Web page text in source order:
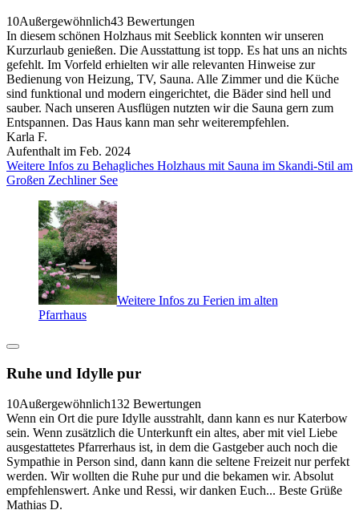
10Außergewöhnlich43 Bewertungen
In diesem schönen Holzhaus mit Seeblick konnten wir unseren
Kurzurlaub genießen. Die Ausstattung ist topp. Es hat uns an nichts
gefehlt. Im Vorfeld erhielten wir alle relevanten Hinweise zur
Bedienung von Heizung, TV, Sauna. Alle Zimmer und die Küche
sind funktional und modern eingerichtet, die Bäder sind hell und
sauber. Nach unseren Ausflügen nutzten wir die Sauna gern zum
Entspannen. Das Haus kann man sehr weiterempfehlen.
Karla F.
Aufenthalt im Feb. 2024
Weitere Infos zu Behagliches Holzhaus mit Sauna im Skandi-Stil am
Großen Zechliner See
Weitere Infos zu Ferien im alten
Pfarrhaus
Ruhe und Idylle pur
10Außergewöhnlich132 Bewertungen
Wenn ein Ort die pure Idylle ausstrahlt, dann kann es nur Katerbow
sein. Wenn zusätzlich die Unterkunft ein altes, aber mit viel Liebe
ausgestattetes Pfarrerhaus ist, in dem die Gastgeber auch noch die
Sympathie in Person sind, dann kann die seltene Freizeit nur perfekt
werden. Wir wollten die Ruhe pur und die bekamen wir. Absolut
empfehlenswert. Anke und Ressi, wir danken Euch... Beste Grüße
Mathias D.